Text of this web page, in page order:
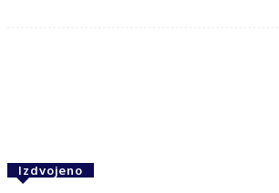
Izdvojeno